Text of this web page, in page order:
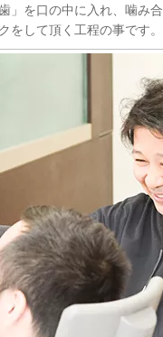
」を口の中に入れ、噛み
をして頂く工程の事です。